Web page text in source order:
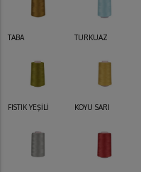
TABA TURKUAZ
FISTIK YEŞİLİ KOYU SARI